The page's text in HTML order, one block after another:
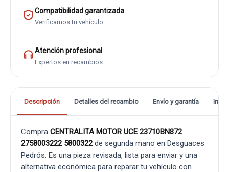
Compatibilidad garantizada
Verificamos tu vehículo
Atención profesional
Expertos en recambios
Descripción Detalles del recambio Envío y garantía
Compra CENTRALITA MOTOR UCE 23710BN872
2758003222 5800322de segunda mano en Desguaces
Pedrós. Es una pieza revisada, lista para enviar y una
alternativa económica para reparar tu vehículo con